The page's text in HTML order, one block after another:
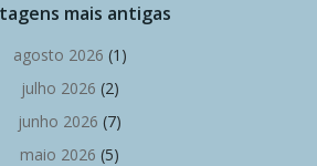
mais antigas
agosto 2026 (1)
julho 2026 (2)
junho 2026 (7)
maio 2026 (5)